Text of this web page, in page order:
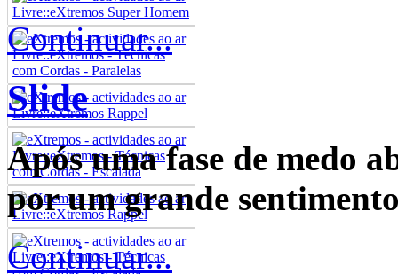
Continuar...
Slide
Após uma fase de medo
por um grande
Continuar...